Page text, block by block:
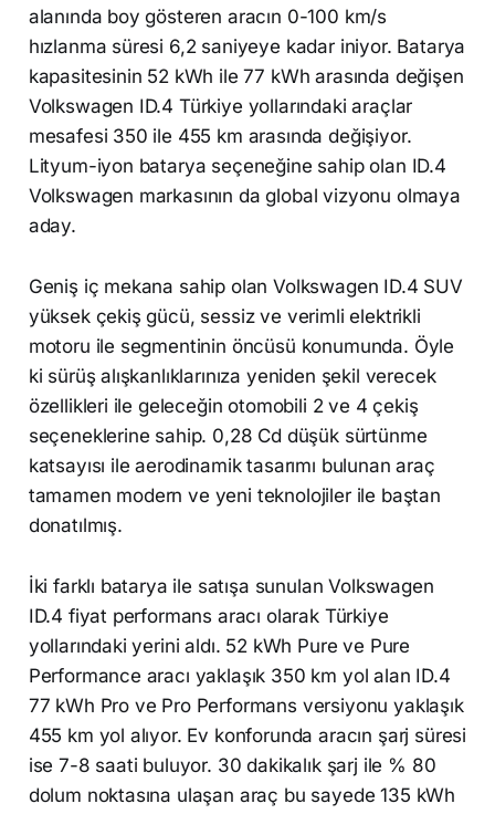
alanında boy gösteren aracın 0-100 km/s
hızlanma süresi 6,2 saniyeye kadar iniyor. Batarya
kapasitesinin 52 kWh ile 77 kWh arasında değişen
Volkswagen ID.4 Türkiye yollarındaki araçlar
mesafesi 350 ile 455 km arasında değişiyor.
Lityum-iyon batarya seçeneğine sahip olan ID.4
Volkswagen markasının da global vizyonu olmaya
aday.
Geniş iç mekana sahip olan Volkswagen ID.4 SUV
yüksek çekiş gücü, sessiz ve verimli elektrikli
motoru ile segmentinin öncüsü konumunda. Öyle
ki sürüş alışkanlıklarınıza yeniden şekil verecek
özellikleri ile geleceğin otomobili 2 ve 4 çekiş
seçeneklerine sahip. 0,28 Cd düşük sürtünme
katsayısı ile aerodinamik tasarımı bulunan araç
tamamen modern ve yeni teknolojiler ile baştan
donatılmış.
İki farklı batarya ile satışa sunulan Volkswagen
ID.4 fiyat performans aracı olarak Türkiye
yollarındaki yerini aldı. 52 kWh Pure ve Pure
Performance aracı yaklaşık 350 km yol alan ID.4
77 kWh Pro ve Pro Performans versiyonu yaklaşık
455 km yol alıyor. Ev konforunda aracın şarj süresi
ise 7-8 saati buluyor. 30 dakikalık şarj ile % 80
dolum noktasına ulaşan araç bu sayede 135 kWh